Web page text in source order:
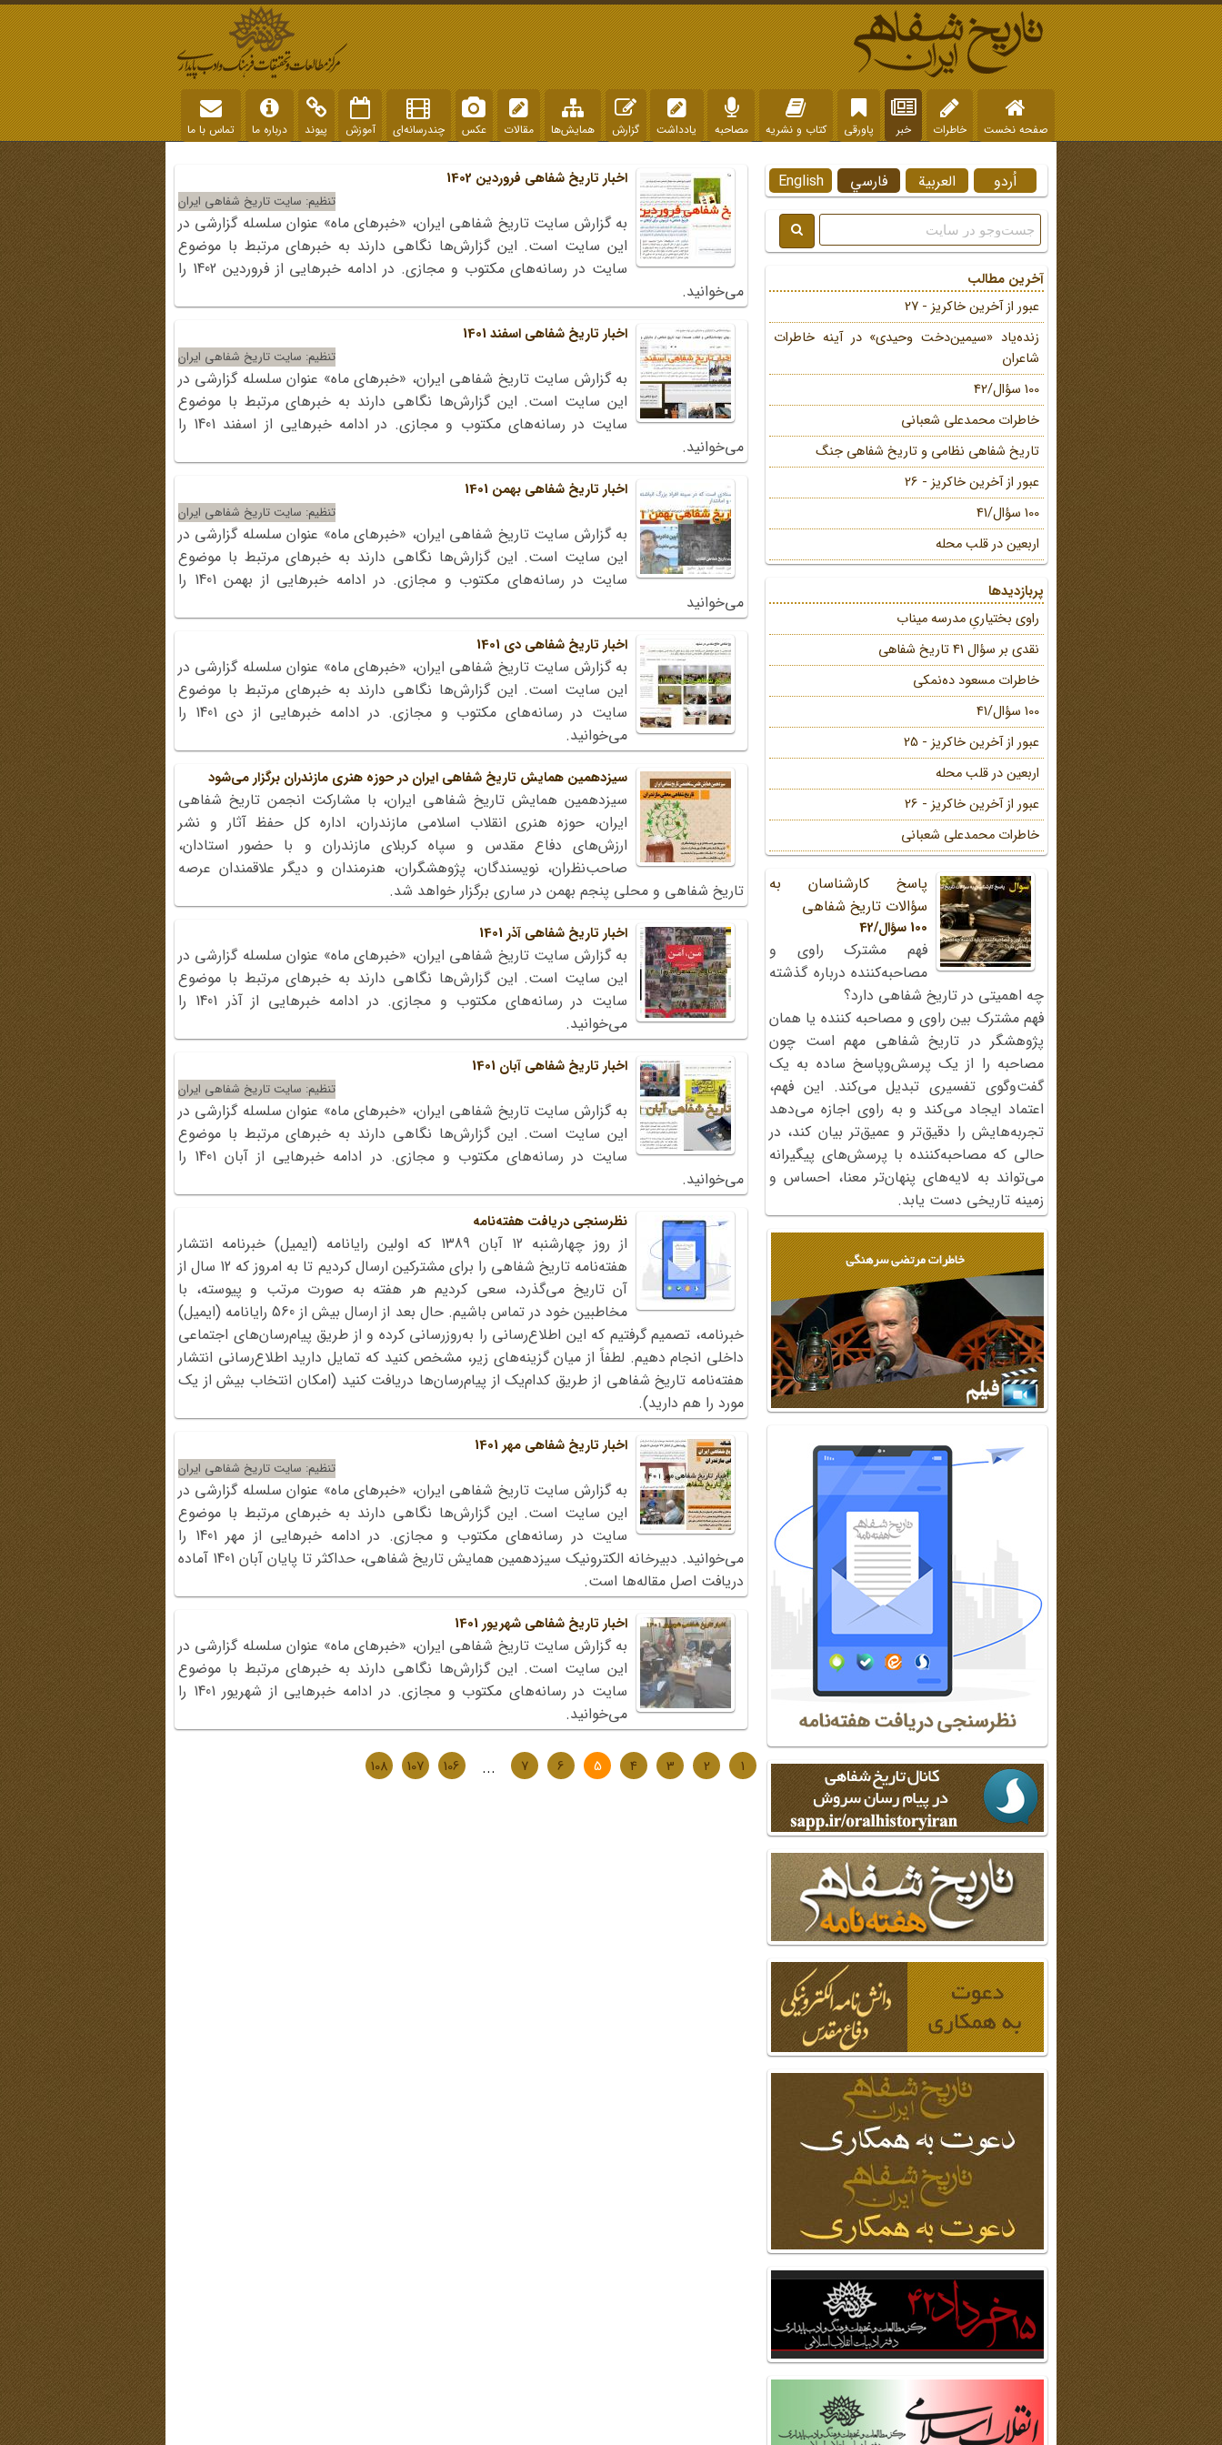
صفحه نخست خاطرات خبر پاورقی کتاب و نشریه مصاحبه یادداشت گزارش همایش‌ها مقالات عکس چندرسانه‌ای آموزش پیوند درباره ما تماس با ما
اخبار تاریخ شفاهی فروردین 1402
تنظیم: سایت تاریخ شفاهی ایران
به گزارش سایت تاریخ شفاهی ایران، «خبرهای ماه» عنوان سلسله گزارشی در
این سایت است. این گزارش‌ها نگاهی دارند به خبرهای مرتبط با موضوع
سایت در رسانه‌های مکتوب و مجازی. در ادامه خبرهایی از فروردین 1402 را
می‌خوانید.
اخبار تاریخ شفاهی اسفند 1401
تنظیم: سایت تاریخ شفاهی ایران
به گزارش سایت تاریخ شفاهی ایران، «خبرهای ماه» عنوان سلسله گزارشی در
این سایت است. این گزارش‌ها نگاهی دارند به خبرهای مرتبط با موضوع
سایت در رسانه‌های مکتوب و مجازی. در ادامه خبرهایی از اسفند 1401 را
می‌خوانید.
اخبار تاریخ شفاهی بهمن 1401
تنظیم: سایت تاریخ شفاهی ایران
به گزارش سایت تاریخ شفاهی ایران، «خبرهای ماه» عنوان سلسله گزارشی در
این سایت است. این گزارش‌ها نگاهی دارند به خبرهای مرتبط با موضوع
سایت در رسانه‌های مکتوب و مجازی. در ادامه خبرهایی از بهمن 1401 را
می‌خوانید
اخبار تاریخ شفاهی دی 1401
به گزارش سایت تاریخ شفاهی ایران، «خبرهای ماه» عنوان سلسله گزارشی در
این سایت است. این گزارش‌ها نگاهی دارند به خبرهای مرتبط با موضوع
سایت در رسانه‌های مکتوب و مجازی. در ادامه خبرهایی از دی 1401 را
می‌خوانید.
سیزدهمین همایش تاریخ شفاهی ایران در حوزه هنری مازندران برگزار ‏می‌شود
سیزدهمین همایش تاریخ شفاهی ایران، با مشارکت انجمن تاریخ شفاهی
ایران، حوزه هنری انقلاب اسلامی ‏مازندران، اداره کل حفظ آثار و نشر
‏ارزش‌های دفاع مقدس و سپاه کربلای مازندران و‏ با حضور استادان،
صاحب‌نظران، ‏نویسندگان، پژوهشگران، هنرمندان و دیگر علاقمندان عرصه
تاریخ شفاهی و محلی پنجم بهمن در ساری برگزار خواهد شد‎.
اخبار تاریخ شفاهی آذر 1401
به گزارش سایت تاریخ شفاهی ایران، «خبرهای ماه» عنوان سلسله گزارشی در
این سایت است. این گزارش‌ها نگاهی دارند به خبرهای مرتبط با موضوع
سایت در رسانه‌های مکتوب و مجازی. در ادامه خبرهایی از آذر 1401 را
می‌خوانید.
اخبار تاریخ شفاهی آبان 1401
تنظیم: سایت تاریخ شفاهی ایران
به گزارش سایت تاریخ شفاهی ایران، «خبرهای ماه» عنوان سلسله گزارشی در
این سایت است. این گزارش‌ها نگاهی دارند به خبرهای مرتبط با موضوع
سایت در رسانه‌های مکتوب و مجازی. در ادامه خبرهایی از آبان 1401 را
می‌خوانید.
نظرسنجی دریافت هفته‌نامه
از روز چهارشنبه 12 آبان 1389 که اولین رایانامه (ایمیل) خبرنامه انتشار
هفته‌نامه تاریخ شفاهی را برای مشترکین ارسال کردیم تا به امروز که 12 سال از
آن تاریخ می‌گذرد، سعی کردیم هر هفته به صورت مرتب و پیوسته، با
مخاطبین خود در تماس باشیم. حال بعد از ارسال بیش از 560 رایانامه (ایمیل)
خبرنامه، تصمیم گرفتیم که این اطلاع‌رسانی را به‌روزرسانی کرده و از طریق پیام‌رسان‌های اجتماعی
داخلی انجام دهیم. لطفاً از میان گزینه‌های زیر، مشخص کنید که تمایل دارید اطلاع‌رسانی انتشار
هفته‌نامه تاریخ شفاهی از طریق کدام‌یک از پیام‌رسان‌ها دریافت کنید (امکان انتخاب بیش از یک
مورد را هم دارید).
اخبار تاریخ شفاهی مهر 1401
تنظیم: سایت تاریخ شفاهی ایران
به گزارش سایت تاریخ شفاهی ایران، «خبرهای ماه» عنوان سلسله گزارشی در
این سایت است. این گزارش‌ها نگاهی دارند به خبرهای مرتبط با موضوع
سایت در رسانه‌های مکتوب و مجازی. در ادامه خبرهایی از مهر 1401 را
می‌خوانید. دبیرخانه الکترونیک سیزدهمین همایش تاریخ شفاهی، حداکثر تا پایان آبان 1401 آماده
دریافت اصل مقاله‌ها است. ‏
اخبار تاریخ شفاهی شهریور 1401
به گزارش سایت تاریخ شفاهی ایران، «خبرهای ماه» عنوان سلسله گزارشی در
این سایت است. این گزارش‌ها نگاهی دارند به خبرهای مرتبط با موضوع
سایت در رسانه‌های مکتوب و مجازی. در ادامه خبرهایی از شهریور 1401 را
می‌خوانید.
1
2
3
4
5
6
7
...
106
107
108
English فارسي العربية اُردو
آخرین مطالب
عبور از آخرین خاکریز - 27
زنده‌یاد «سیمین‌دخت وحیدی» در آینه خاطرات
شاعران
100 سؤال/42
خاطرات محمد‌علی شعبانی
تاریخ شفاهی نظامی و تاریخ شفاهی جنگ
عبور از آخرین خاکریز - 26
100 سؤال/41
اربعین در قلب محله
پربازدیدها
راوی بختیاریِ مدرسه میناب
نقدی بر سؤال 41 تاریخ شفاهی
خاطرات مسعود ده‌نمکی
100 سؤال/41
عبور از آخرین خاکریز - 25
اربعین در قلب محله
عبور از آخرین خاکریز - 26
خاطرات محمد‌علی شعبانی
پاسخ کارشناسان به
سؤالات تاریخ شفاهی
100 سؤال/42
فهم مشترک راوی و
مصاحبه‌کننده درباره گذشته
چه اهمیتی در تاریخ شفاهی دارد؟
فهم مشترک بین راوی و مصاحبه کننده یا همان
پژوهشگر در تاریخ شفاهی مهم است چون
مصاحبه را از یک پرسش‌وپاسخ ساده به یک
گفت‌وگوی تفسیری تبدیل می‌کند. این فهم،
اعتماد ایجاد می‌کند و به راوی اجازه می‌دهد
تجربه‌هایش را دقیق‌تر و عمیق‌تر بیان کند، در
حالی که مصاحبه‌کننده با پرسش‌های پیگیرانه
می‌تواند به لایه‌های پنهان‌تر معنا، احساس و
زمینه تاریخی دست یابد.